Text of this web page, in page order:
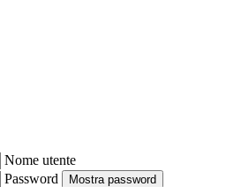
Nome utente
Password
Mostra password